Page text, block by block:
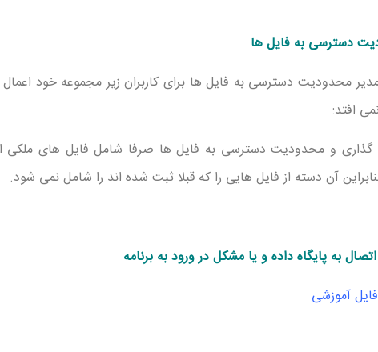
دسترسی به فایل ها
محدودیت دسترسی به فایل ها برای کاربران زیر مجموعه خود
افتد:
گذاری و محدودیت دسترسی به فایل ها صرفا شامل فایل های ملکی
آن دسته از فایل هایی را که قبلا ثبت شده اند را شامل نمی شود.
به پایگاه داده و یا مشکل در ورود به برنامه
فایل آموزشی